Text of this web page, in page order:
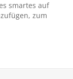
smartes auf
zum